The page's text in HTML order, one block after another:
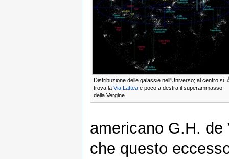
Distribuzione delle galassie nell'Universo; al centro si
trova la Via Lattea e poco a destra il superammasso
della Vergine.
americano G.H.
che questo